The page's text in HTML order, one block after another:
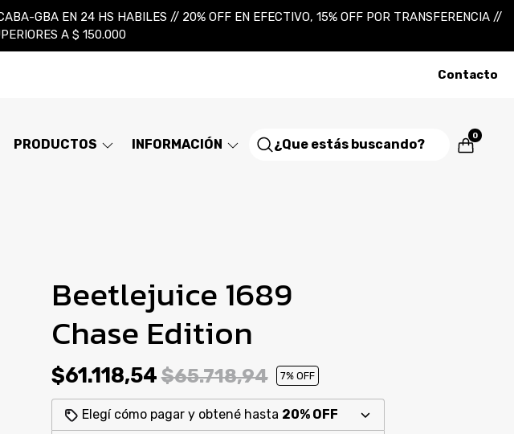
GBA EN 24 HS HABILES // 20% OFF EN EFECTIVO, 15% OFF POR TRANSFERENCIA //
A $ 150.000
Contacto
PRODUCTOS INFORMACIÓN
0
Beetlejuice 1689
Chase Edition
$61.118,54$65.718,94 7% OFF
Elegí cómo pagar y obtené hasta 20% OFF